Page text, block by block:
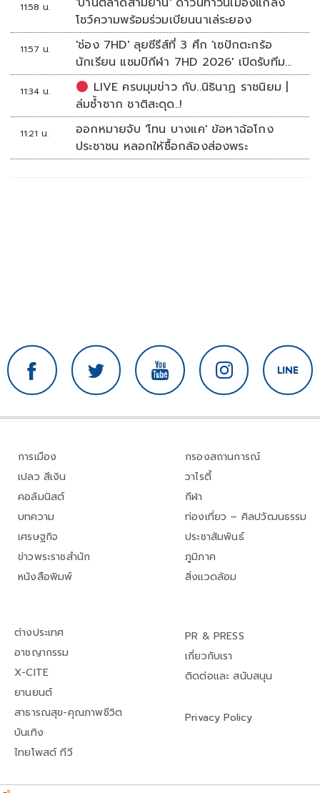
11:58 น.
โชว์ความพร้อมร่วมเบียนนาเล่ระยอง
11:57 น.
'ช่อง 7HD' ลุยซีรีส์ที่ 3 ศึก 'เซปักตะกร้อ
นักเรียน แชมป์กีฬา 7HD 2026' เปิดรับทีม
หญิงครั้งแรก
11:34 น.
LIVE ครบมุมข่าว กับ..นิธินาฏ ราชนิยม |
ล่มซ้ำซาก ชาติสะดุด..!
11:21 น.
ออกหมายจับ 'โทน บางแค' ข้อหาฉ้อโกง
ประชาชน หลอกให้ซื้อกล้องส่องพระ
การเมือง
เปลว สีเงิน
คอลัมนิสต์
บทความ
เศรษฐกิจ
ข่าวพระราชสำนัก
หนังสือพิมพ์
กรองสถานการณ์
วาไรตี้
กีฬา
ท่องเที่ยว – ศิลปวัฒนธรรม
ประชาสัมพันธ์
ภูมิภาค
สิ่งแวดล้อม
ต่างประเทศ
อาชญากรรม
X-CITE
ยานยนต์
สาธารณสุข-คุณภาพชีวิต
บันเทิง
ไทยโพสต์ ทีวี
PR & PRESS
เกี่ยวกับเรา
ติดต่อและ สนับสนุน
Privacy Policy